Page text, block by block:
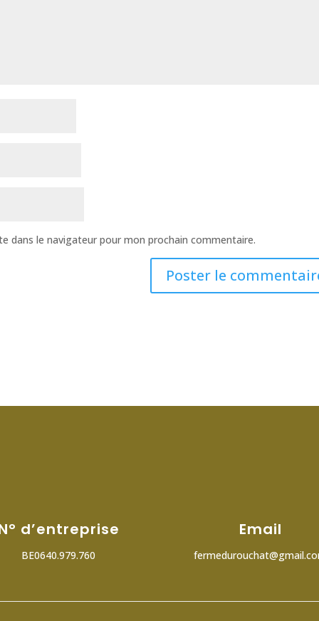
dans le navigateur pour mon prochain commentaire.
d’entreprise
BE0640.979.760
Email